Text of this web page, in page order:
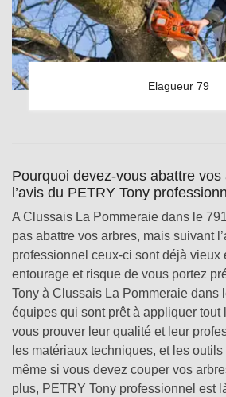
Elagueur 79
Pourquoi devez-vous abattre vos
l’avis du PETRY Tony
A Clussais La Pommeraie dans le
pas abattre vos arbres, mais suivant
professionnel ceux-ci sont déjà vieux
entourage et risque de vous portez
Tony à Clussais La Pommeraie dans
équipes qui sont prêt à appliquer tout
vous prouver leur qualité et leur
les matériaux techniques, et les
même si vous devez couper vos
plus, PETRY Tony professionnel est